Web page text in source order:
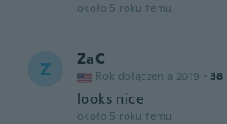
około 5 roku temu
Z ZaC
Rok dołączenia 2019 · 38
looks nice
około 5 roku temu